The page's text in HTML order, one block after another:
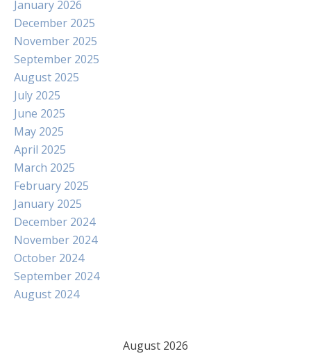
January 2026
December 2025
November 2025
September 2025
August 2025
July 2025
June 2025
May 2025
April 2025
March 2025
February 2025
January 2025
December 2024
November 2024
October 2024
September 2024
August 2024
August 2026